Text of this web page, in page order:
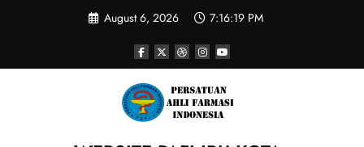
August 6, 2026 7:16:20 PM